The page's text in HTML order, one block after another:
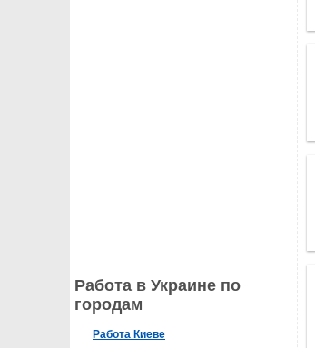
Работа в Украине по
городам
Работа Киеве